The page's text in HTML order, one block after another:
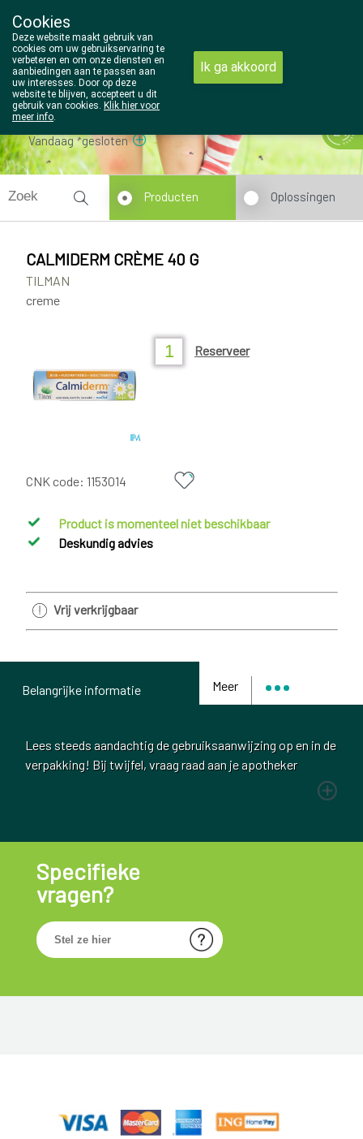
014/810298
Vandaag gesloten
Producten Oplossingen
CALMIDERM CRÈME 40 G
TILMAN
creme
Reserveer
CNK code: 1153014
Product is momenteel niet beschikbaar
Deskundig advies
Vrij verkrijgbaar
Meer
Belangrijke informatie
Lees steeds aandachtig de gebruiksaanwijzing op en in de
verpakking! Bij twijfel, vraag raad aan je apotheker
Specifieke
vragen?
Cookies
Deze website maakt gebruik van
cookies om uw gebruikservaring te
verbeteren en om onze diensten en
aanbiedingen aan te passen aan
uw interesses. Door op deze
website te blijven, accepteert u dit
gebruik van cookies. Klik hier voor
meer info.
Ik ga akkoord